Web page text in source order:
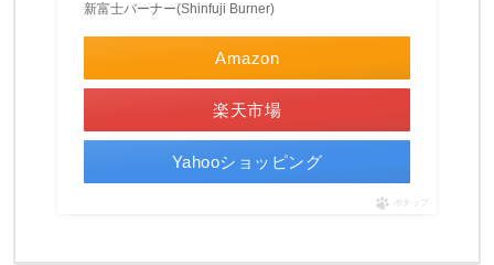
新富士バーナー(Shinfuji Burner)
Amazon
楽天市場
Yahooショッピング
ポチップ